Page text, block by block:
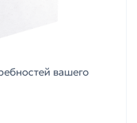
вашего